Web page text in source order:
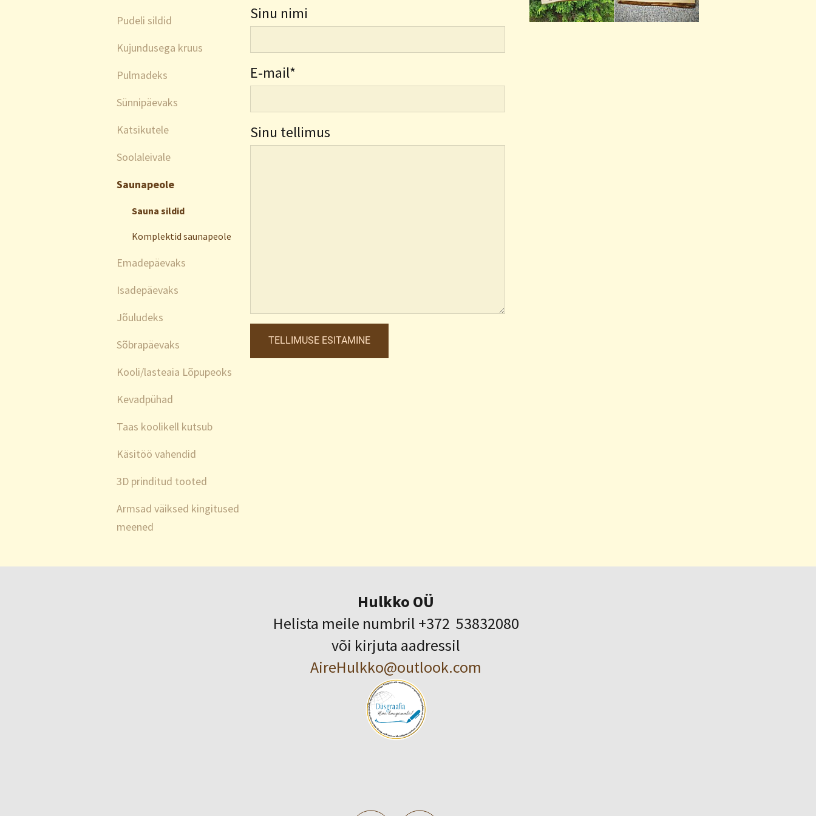
Pudeli sildid
Kujundusega kruus
Pulmadeks
Sünnipäevaks
Katsikutele
Soolaleivale
Saunapeole
Sauna sildid
Komplektid saunapeole
Emadepäevaks
Isadepäevaks
Jõuludeks
Sõbrapäevaks
Kooli/lasteaia Lõpupeoks
Kevadpühad
Taas koolikell kutsub
Käsitöö vahendid
3D prinditud tooted
Armsad väiksed kingitused
meened
Sinu nimi
E-mail
Sinu tellimus
Hulkko OÜ
Helista meile numbril +372 53832080
või kirjuta aadressil
AireHulkko@outlook.com